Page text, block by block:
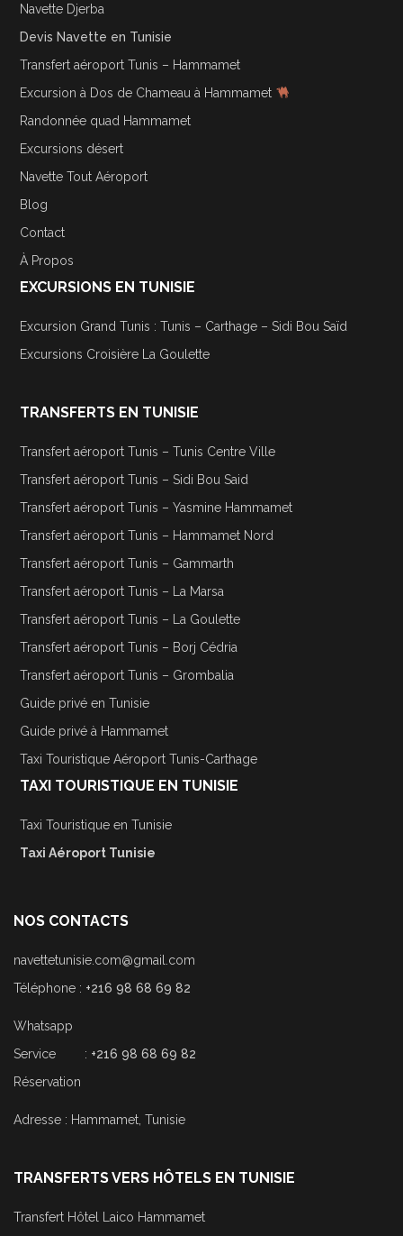
Navette Djerba
Devis Navette en Tunisie
Transfert aéroport Tunis – Hammamet
Excursion à Dos de Chameau à Hammamet
Randonnée quad Hammamet
Excursions désert
Navette Tout Aéroport
Blog
Contact
À Propos
EXCURSIONS EN TUNISIE
Excursion Grand Tunis : Tunis – Carthage – Sidi Bou Saïd
Excursions Croisière La Goulette
TRANSFERTS EN TUNISIE
Transfert aéroport Tunis – Tunis Centre Ville
Transfert aéroport Tunis – Sidi Bou Said
Transfert aéroport Tunis – Yasmine Hammamet
Transfert aéroport Tunis – Hammamet Nord
Transfert aéroport Tunis – Gammarth
Transfert aéroport Tunis – La Marsa
Transfert aéroport Tunis – La Goulette
Transfert aéroport Tunis – Borj Cédria
Transfert aéroport Tunis – Grombalia
Guide privé en Tunisie
Guide privé à Hammamet
Taxi Touristique Aéroport Tunis-Carthage
TAXI TOURISTIQUE EN TUNISIE
Taxi Touristique en Tunisie
Taxi Aéroport Tunisie
NOS CONTACTS
navettetunisie.com@gmail.com
Téléphone : +216 98 68 69 82
Whatsapp
Service : +216 98 68 69 82
Réservation
Adresse : Hammamet, Tunisie
TRANSFERTS VERS HÔTELS EN TUNISIE
Transfert Hôtel Laico Hammamet